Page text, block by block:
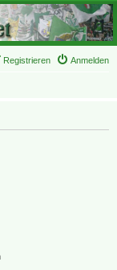
Anmelden
Registrieren